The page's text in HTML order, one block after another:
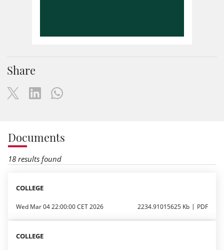
Share
Documents
18 results found
COLLEGE
Wed Mar 04 22:00:00 CET 2026 2234.91015625 Kb PDF
COLLEGE